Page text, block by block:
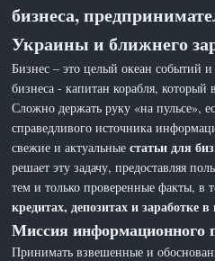
бизнеса,
Украины и ближнего
Бизнес – это целый океан событий
бизнеса - капитан корабля,
Сложно держать руку «на пульсе»,
справедливого источника
свежие и актуальныестатьи для
решает эту задачу, предоставляя
тем и только проверенные факты, в
кредитах, депозитах и заработке в
Миссия информационного
Принимать взвешенные и